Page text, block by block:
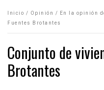
Inicio / Opinión / En la opinión
Fuentes Brotantes
Conjunto de
Brotantes